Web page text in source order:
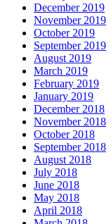
December 2019
November 2019
October 2019
September 2019
August 2019
March 2019
February 2019
January 2019
December 2018
November 2018
October 2018
September 2018
August 2018
July 2018
June 2018
May 2018
April 2018